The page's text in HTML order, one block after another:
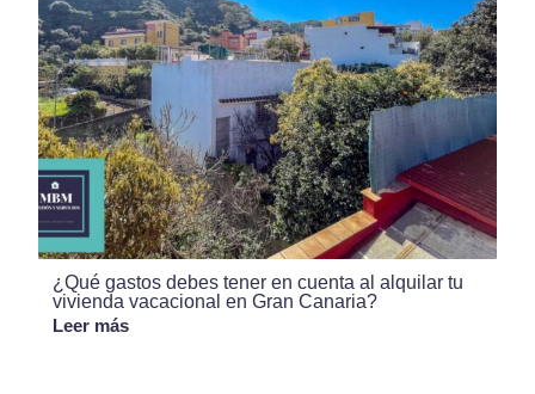
¿Qué gastos debes tener en cuenta al alquilar tu
vivienda vacacional en Gran Canaria?
Leer más